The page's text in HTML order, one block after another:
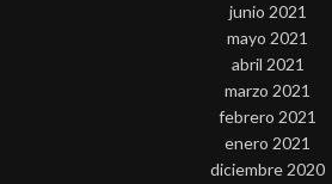
junio 2021
mayo 2021
abril 2021
marzo 2021
febrero 2021
enero 2021
diciembre 2020